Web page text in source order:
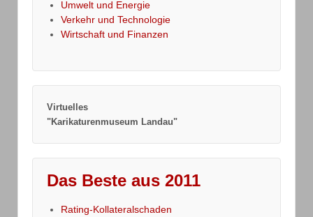
Umwelt und Energie
Verkehr und Technologie
Wirtschaft und Finanzen
Virtuelles
"Karikaturenmuseum Landau"
Das Beste aus 2011
Rating-Kollateralschaden